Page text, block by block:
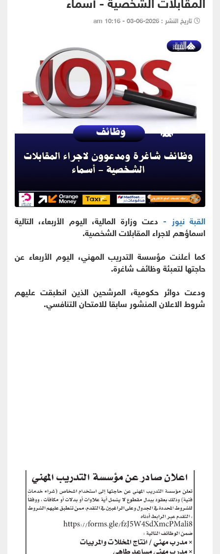
تاريخ النشر : 2026-06-03 - 10:16 am
القبة نيوز - دعت وزارة المالية، اليوم الأربعاء، التالية
اسماؤهم لاجراء المقابلات الشخصية.
كما أعلنت مؤسسة التدريب المهني، اليوم الأربعاء عن
حاجتها لتعبئة وظائف شاغرة.
ودعت دوائر حكومية، المرشحين الذين انطبقت عليهم
شروط الاعلان المنشور سابقا للامتحان التنافسي.